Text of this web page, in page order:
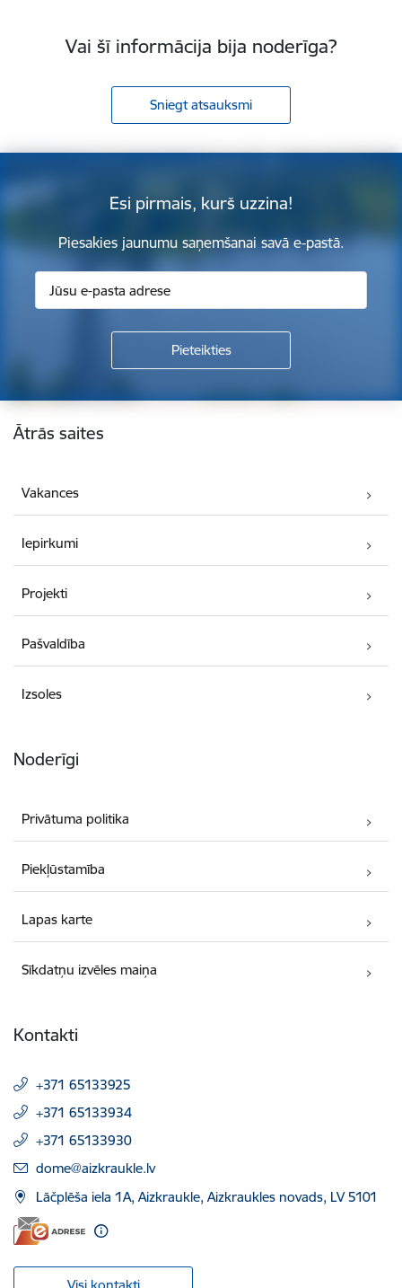
Vai šī informācija bija noderīga?
Sniegt atsauksmi
Esi pirmais, kurš uzzina!
Piesakies jaunumu saņemšanai savā e-pastā.
Kājene
Ātrās saites
Vakances
Iepirkumi
Projekti
Pašvaldība
Izsoles
Noderīgi
Privātuma politika
Piekļūstamība
Lapas karte
Sīkdatņu izvēles maiņa
Kontakti
+371 65133925
+371 65133934
+371 65133930
E-pasts:
dome@aizkraukle.lv
Lāčplēša iela 1A, Aizkraukle, Aizkraukles novads, LV 5101
Visi kontakti